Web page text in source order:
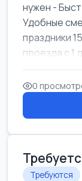
нужен -
Удобные
праздники
проезда с 1
0
Требуются